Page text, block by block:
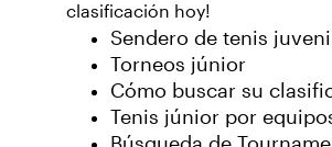
clasificación hoy!
Sendero de tenis juvenil
Torneos júnior
Cómo buscar su
Tenis júnior por